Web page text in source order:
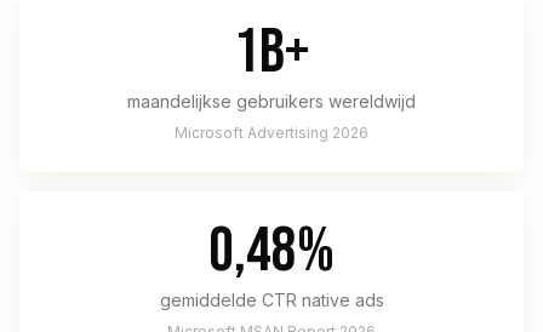
1B+
maandelijkse gebruikers wereldwijd
Microsoft Advertising 2026
0,48%
gemiddelde CTR native ads